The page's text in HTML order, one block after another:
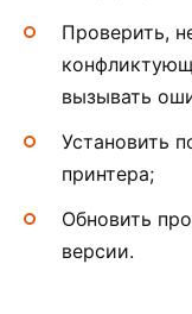
Проверить,
вызывать
Установить
принтера;
Обновить
версии.